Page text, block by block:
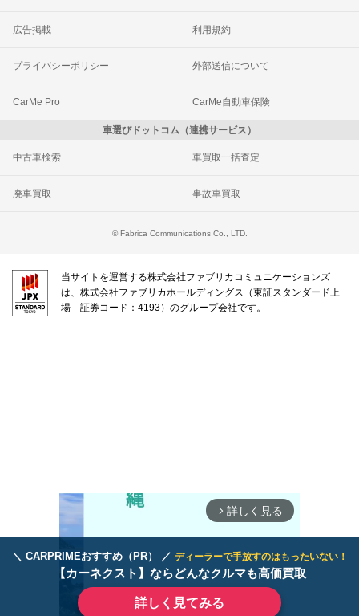
＼ CARPRIMEおすすめ（PR） ／ ディーラーで手放すのはもったいない！
【カーネクスト】ならどんなクルマも高価買取
詳しく見てみる
広告掲載 利用規約
プライバシーポリシー 外部送信について
CarMe Pro CarMe自動車保険
車選びドットコム（連携サービス）
中古車検索 車買取一括査定
廃車買取 事故車買取
© Fabrica Communications Co., LTD.
当サイトを運営する株式会社ファブリカコミュニケーションズ
は、株式会社ファブリカホールディングス（東証スタンダード上
場 証券コード：4193）のグループ会社です。
arrow_forward_ios 詳しく見る